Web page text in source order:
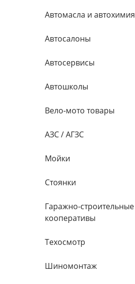
Автомасла и автохимия
Автосалоны
Автосервисы
Автошколы
Вело-мото товары
АЗС / АГЗС
Мойки
Стоянки
Гаражно-строительные
кооперативы
Техосмотр
Шиномонтаж